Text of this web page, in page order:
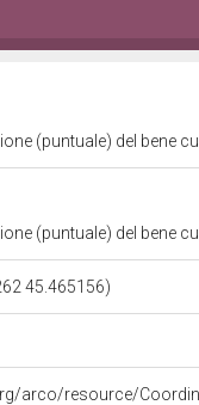
(puntuale) del bene
(puntuale) del bene
45.465156)
arco/resource/